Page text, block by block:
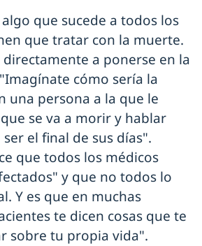
que sucede a todos los
que tratar con la muerte.
a ponerse en la
cómo sería la
una persona a la que le
se va a morir y hablar
el final de sus días".
que todos los médicos
y que no todos lo
Y es que en muchas
te dicen cosas que te
sobre tu propia vida".